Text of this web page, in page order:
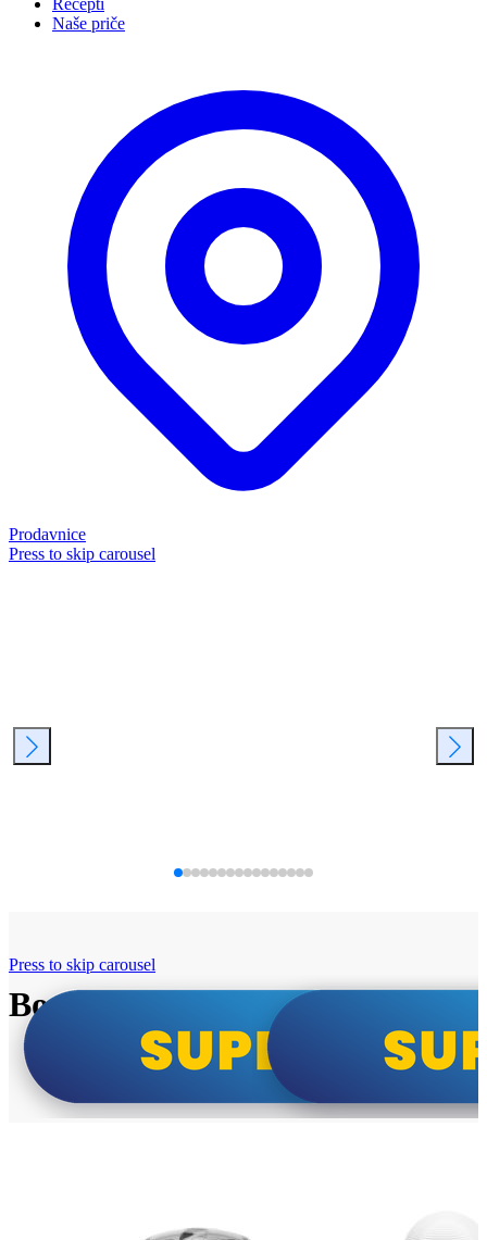
Recepti
Naše priče
Prodavnice
Press to skip carousel
Bosch super cene
Press to skip carousel